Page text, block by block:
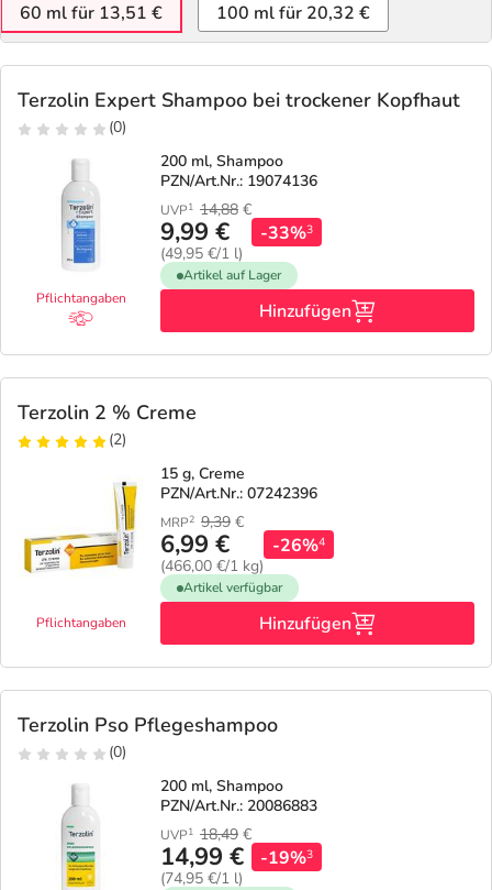
Tierapotheke
Vitamine & Mineralstoffe
Marken
Salus Deals
60 ml für 13,51 € 100 ml für 20,32 €
Terzolin Expert Shampoo bei trockener Kopfhaut
(0)
Pflichtangaben
200 ml, Shampoo
PZN/Art.Nr.: 19074136
UVP1 14,88 €
9,99 €
(49,95 €/1 l)
-33%3
Artikel auf Lager
Hinzufügen
Terzolin 2 % Creme
(2)
Pflichtangaben
15 g, Creme
PZN/Art.Nr.: 07242396
MRP2 9,39 €
6,99 €
(466,00 €/1 kg)
-26%4
Artikel verfügbar
Hinzufügen
Terzolin Pso Pflegeshampoo
(0)
200 ml, Shampoo
PZN/Art.Nr.: 20086883
UVP1 18,49 €
14,99 €
(74,95 €/1 l)
-19%3